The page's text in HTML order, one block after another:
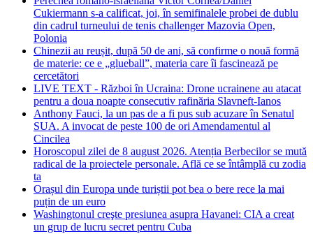
Cukiermann s-a calificat, joi, în semifinalele probei de dublu
din cadrul turneului de tenis challenger Mazovia Open,
Polonia
Chinezii au reușit, după 50 de ani, să confirme o nouă formă
de materie: ce e „glueball”, materia care îi fascinează pe
cercetători
LIVE TEXT - Război în Ucraina: Drone ucrainene au atacat
pentru a doua noapte consecutiv rafinăria Slavneft-Ianos
Anthony Fauci, la un pas de a fi pus sub acuzare în Senatul
SUA. A invocat de peste 100 de ori Amendamentul al
Cincilea
Horoscopul zilei de 8 august 2026. Atenția Berbecilor se mută
radical de la proiectele personale. Află ce se întâmplă cu zodia
ta
Orașul din Europa unde turiștii pot bea o bere rece la mai
puțin de un euro
Washingtonul creşte presiunea asupra Havanei: CIA a creat
un grup de lucru secret pentru Cuba